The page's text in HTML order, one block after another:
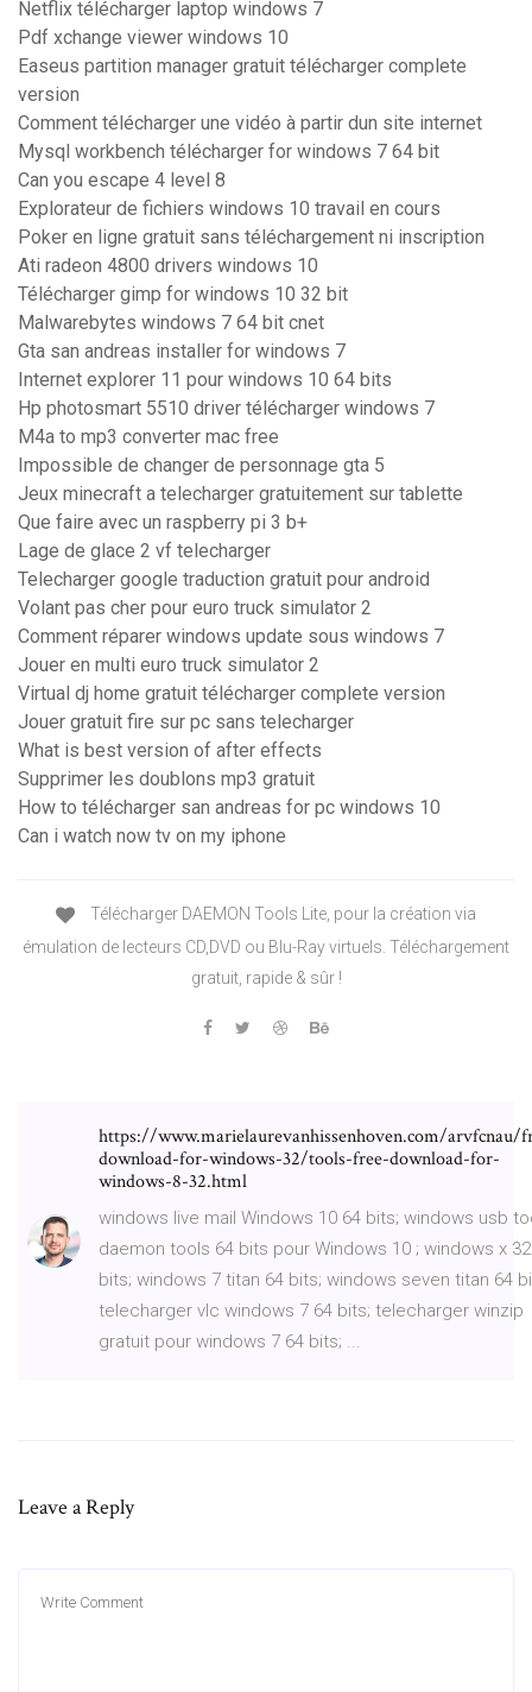
Netflix télécharger laptop windows 7
Pdf xchange viewer windows 10
Easeus partition manager gratuit télécharger complete
version
Comment télécharger une vidéo à partir dun site internet
Mysql workbench télécharger for windows 7 64 bit
Can you escape 4 level 8
Explorateur de fichiers windows 10 travail en cours
Poker en ligne gratuit sans téléchargement ni inscription
Ati radeon 4800 drivers windows 10
Télécharger gimp for windows 10 32 bit
Malwarebytes windows 7 64 bit cnet
Gta san andreas installer for windows 7
Internet explorer 11 pour windows 10 64 bits
Hp photosmart 5510 driver télécharger windows 7
M4a to mp3 converter mac free
Impossible de changer de personnage gta 5
Jeux minecraft a telecharger gratuitement sur tablette
Que faire avec un raspberry pi 3 b+
Lage de glace 2 vf telecharger
Telecharger google traduction gratuit pour android
Volant pas cher pour euro truck simulator 2
Comment réparer windows update sous windows 7
Jouer en multi euro truck simulator 2
Virtual dj home gratuit télécharger complete version
Jouer gratuit fire sur pc sans telecharger
What is best version of after effects
Supprimer les doublons mp3 gratuit
How to télécharger san andreas for pc windows 10
Can i watch now tv on my iphone
Télécharger DAEMON Tools Lite, pour la création via
émulation de lecteurs CD,DVD ou Blu-Ray virtuels. Téléchargement
gratuit, rapide & sûr !
https://www.marielaurevanhissenhoven.com/arvfcnau/
download-for-windows-32/tools-free-download-for-
windows-8-32.html
windows live mail Windows 10 64 bits; windows usb
daemon tools 64 bits pour Windows 10 ; windows x 32
bits; windows 7 titan 64 bits; windows seven titan 64
telecharger vlc windows 7 64 bits; telecharger winzip
gratuit pour windows 7 64 bits; ...
Leave a Reply